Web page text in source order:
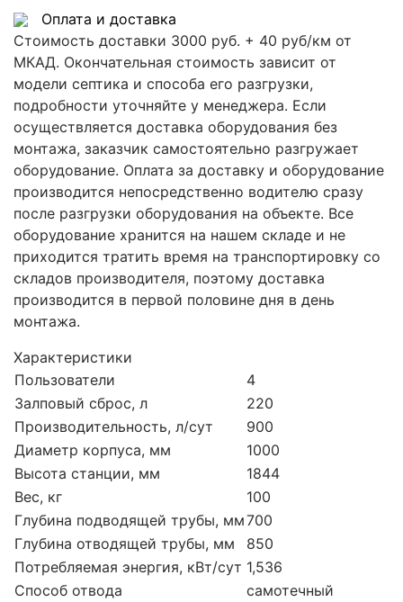
Оплата и доставка
Стоимость доставки 3000 руб. + 40 руб/км от
МКАД. Окончательная стоимость зависит от
модели септика и способа его разгрузки,
подробности уточняйте у менеджера. Если
осуществляется доставка оборудования без
монтажа, заказчик самостоятельно разгружает
оборудование. Оплата за доставку и оборудование
производится непосредственно водителю сразу
после разгрузки оборудования на объекте. Все
оборудование хранится на нашем складе и не
приходится тратить время на транспортировку со
складов производителя, поэтому доставка
производится в первой половине дня в день
монтажа.
Характеристики
Пользователи
4
Залповый сброс, л
220
Производительность, л/сут
900
Диаметр корпуса, мм
1000
Высота станции, мм
1844
Вес, кг
100
Глубина подводящей трубы, мм700
Глубина отводящей трубы, мм
850
Потребляемая энергия, кВт/сут 1,536
Способ отвода
самотечный